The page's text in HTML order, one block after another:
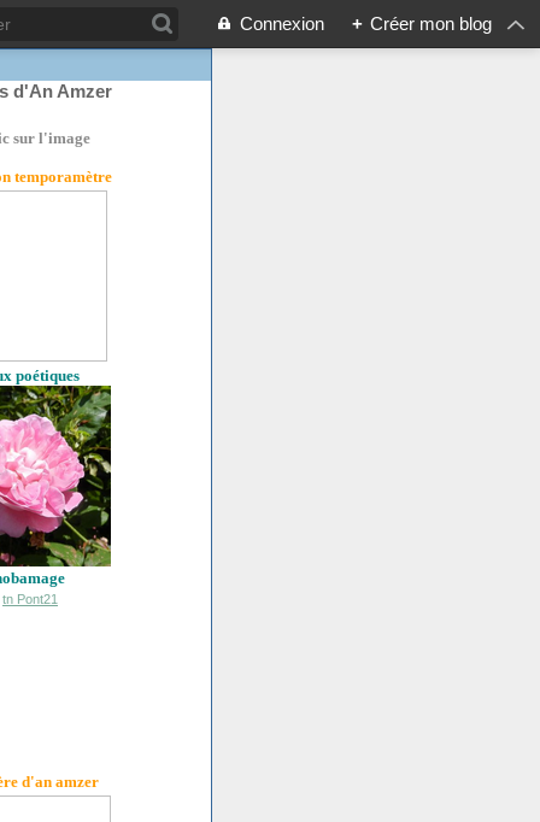
Connexion + Créer mon blog
d'An Amzer
sur l'image
temporamètre
poétiques
d'an amzer